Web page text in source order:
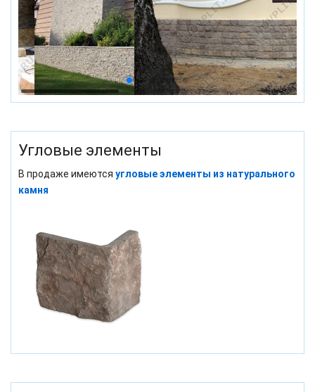
Угловые элементы
В продаже имеются угловые элементы из натурального
камня